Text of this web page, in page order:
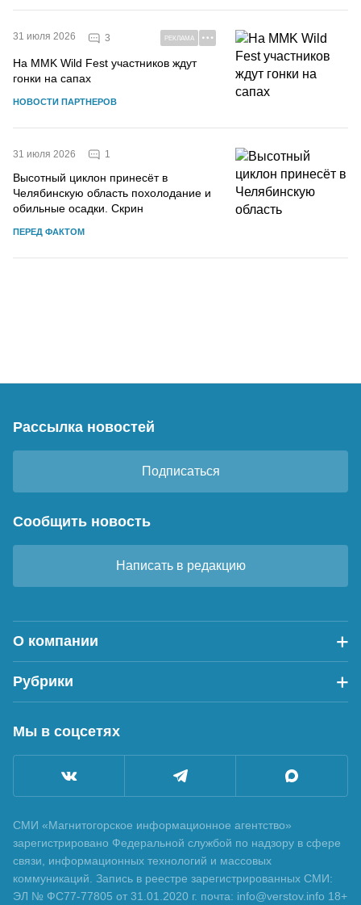
31 июля 2026 3 РЕКЛАМА
На MMK Wild Fest участников ждут
гонки на сапах
НОВОСТИ ПАРТНЕРОВ
31 июля 2026 1
Высотный циклон принесёт в
Челябинскую область похолодание и
обильные осадки. Скрин
ПЕРЕД ФАКТОМ
Рассылка новостей
Подписаться
Сообщить новость
Написать в редакцию
О компании
Рубрики
Мы в соцсетях
СМИ «Магнитогорское информационное агентство»
зарегистрировано Федеральной службой по надзору в сфере
связи, информационных технологий и массовых
коммуникаций. Запись в реестре зарегистрированных СМИ:
ЭЛ № ФС77-77805 от 31.01.2020 г. почта: info@verstov.info 18+